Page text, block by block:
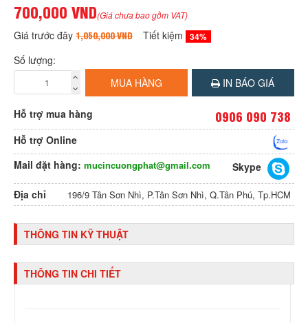
700,000 VND(Giá chưa bao gồm VAT)
Giá trước đây 1,050,000 VND Tiết kiệm 34%
Số lượng:
MUA HÀNG
IN BÁO GIÁ
Hỗ trợ mua hàng 0906 090 738
Hỗ trợ Online
Mail đặt hàng: mucincuongphat@gmail.com
Skype
Địa chỉ
196/9 Tân Sơn Nhì, P.Tân Sơn Nhì, Q.Tân Phú, Tp.HCM
THÔNG TIN KỸ THUẬT
THÔNG TIN CHI TIẾT